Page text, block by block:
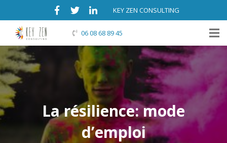
KEY ZEN CONSULTING
06 08 68 89 45
La résilience: mode
d’emploi